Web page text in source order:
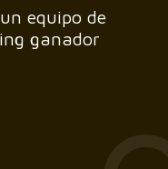
equipo de
ganador